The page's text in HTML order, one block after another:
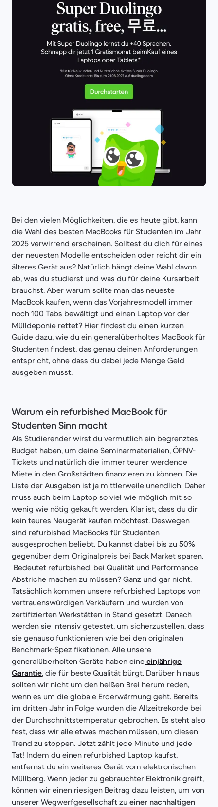
Bei den vielen Möglichkeiten, die es heute gibt, kann
die Wahl des besten MacBooks für Studenten im Jahr
2025 verwirrend erscheinen. Solltest du dich für eines
der neuesten Modelle entscheiden oder reicht dir ein
älteres Gerät aus? Natürlich hängt deine Wahl davon
ab, was du studierst und was du für deine Kursarbeit
brauchst. Aber warum sollte man das neueste
MacBook kaufen, wenn das Vorjahresmodell immer
noch 100 Tabs bewältigt und einen Laptop vor der
Mülldeponie rettet? Hier findest du einen kurzen
Guide dazu, wie du ein generalüberholtes MacBook für
Studenten findest, das genau deinen Anforderungen
entspricht, ohne dass du dabei jede Menge Geld
ausgeben musst.
Warum ein refurbished MacBook für
Studenten Sinn macht
Als Studierender wirst du vermutlich ein begrenztes
Budget haben, um deine Seminarmaterialien, ÖPNV-
Tickets und natürlich die immer teurer werdende
Miete in den Großstädten finanzieren zu können. Die
Liste der Ausgaben ist ja mittlerweile unendlich. Daher
muss auch beim Laptop so viel wie möglich mit so
wenig wie nötig gekauft werden. Klar ist, dass du dir
kein teures Neugerät kaufen möchtest. Deswegen
sind refurbished MacBooks für Studenten
ausgesprochen beliebt. Du kannst dabei bis zu 50%
gegenüber dem Originalpreis bei Back Market sparen.
Bedeutet refurbished, bei Qualität und Performance
Abstriche machen zu müssen? Ganz und gar nicht.
Tatsächlich kommen unsere refurbished Laptops von
vertrauenswürdigen Verkäufern und wurden von
zertifizierten Werkstätten in Stand gesetzt. Danach
werden sie intensiv getestet, um sicherzustellen, dass
sie genauso funktionieren wie bei den originalen
Benchmark-Spezifikationen. Alle unsere
generalüberholten Geräte haben eine einjährige
Garantie, die für beste Qualität bürgt. Darüber hinaus
sollten wir nicht um den heißen Brei herum reden,
wenn es um die globale Erderwärmung geht. Bereits
im dritten Jahr in Folge wurden die Allzeitrekorde bei
der Durchschnittstemperatur gebrochen. Es steht also
fest, dass wir alle etwas machen müssen, um diesen
Trend zu stoppen. Jetzt zählt jede Minute und jede
Tat! Indem du einen refurbished Laptop kaufst,
entfernst du ein weiteres Gerät vom elektronischen
Müllberg. Wenn jeder zu gebrauchter Elektronik greift,
können wir einen riesigen Beitrag dazu leisten, um von
unserer Wegwerfgesellschaft zu einer nachhaltigen